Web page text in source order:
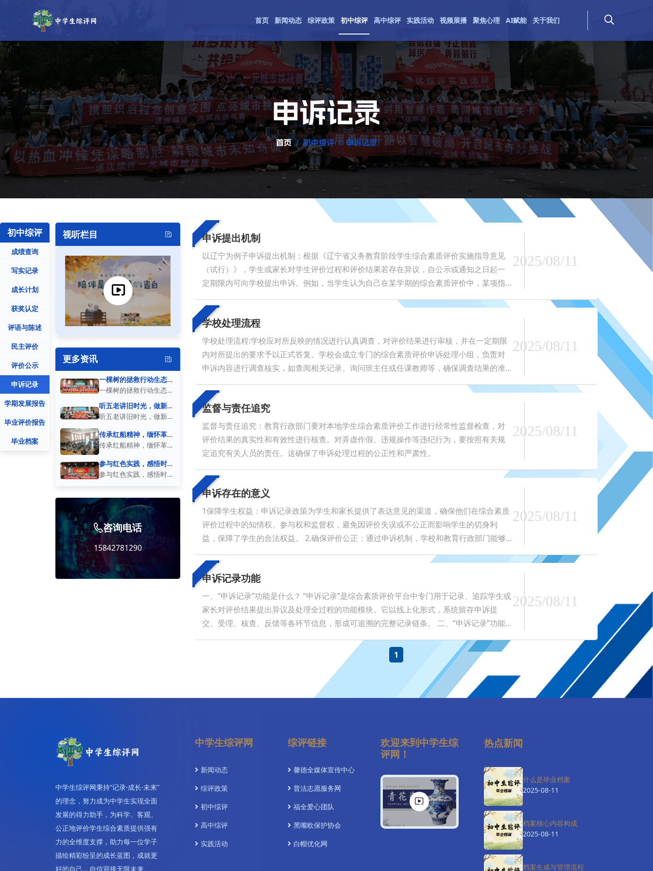
首页 新闻动态 综评政策 初中综评 高中综评 实践活动 视频展播 聚焦心理 AI赋能 关于我们
申诉记录
首页 初中综评 申诉记录
初中综评
成绩查询
写实记录
成长计划
获奖认定
评语与陈述
民主评价
评价公示
申诉记录
学期发展报告
毕业评价报告
毕业档案
视听栏目
更多资讯
一棵树的拯救行动生态环
保实践活动
一棵树的拯救行动生态环
保实践活动【劳动与社会
实践】 本次“一棵树的拯
救行动”生态环保主题实
践活动，以理念宣讲、承
诺践行的形式开展，引导
学生建立生态保护的思想
生共同学习
听五老讲旧时光，做新时
代敬老少年
听五老讲旧时光，做新时
代敬老少年【劳动与社会
实践】 本次敬老公益实
学生参与本次主题活动。
讲述过往岁月的生活经历
与奋斗故事，同学们齐聚
活动大厅认真聆听，深
传承红船精神，缅怀革命
先烈
传承红船精神，缅怀革命
先烈【劳动与社会实践】
同学们围坐一堂，手折红
式追思革命先辈，赓续百
年红色薪火。指尖的纸船
承载着历史的重量，也承
载着少年对先辈的崇敬与
对初心的铭记
参与红色实践，感悟时代
担当
参与红色实践，感悟时代
一场沉浸式红色主题实
践，为少年们打开了触摸
历史、传承精神的窗口。
同学们相聚于此，在浓厚
的红色氛围中重温初心历
程，聆听先辈奋斗故事，
咨询电话
15842781290
申诉提出机制
以辽宁为例子申诉提出机制：根据《辽宁省义务教育阶段学生综合素质评价实施指导意见
（试行）》，学生或家长对学生评价过程和评价结果若存在异议，自公示或通知之日起一
定期限内可向学校提出申诉。例如，当学生认为自己在某学期的综合素质评价中，某项指
2025/08/11
学校处理流程
学校处理流程:学校应对所反映的情况进行认真调查，对评价结果进行审核，并在一定期限
内对所提出的要求予以正式答复。学校会成立专门的综合素质评价申诉处理小组，负责对
申诉内容进行调查核实，如查阅相关记录、询问班主任或任课教师等，确保调查结果的准
2025/08/11
监督与责任追究
监督与责任追究：教育行政部门要对本地学生综合素质评价工作进行经常性监督检查，对
评价结果的真实性和有效性进行核查。对弄虚作假、违规操作等违纪行为，要按照有关规
定追究有关人员的责任。这确保了申诉处理过程的公正性和严肃性。
2025/08/11
申诉存在的意义
1保障学生权益：申诉记录政策为学生和家长提供了表达意见的渠道，确保他们在综合素质
评价过程中的知情权、参与权和监督权，避免因评价失误或不公正而影响学生的切身利
益，保障了学生的合法权益。 2.确保评价公正：通过申诉机制，学校和教育行政部门能够
保证综合素质评价结果的公正性和客观性，使评价能够真实反映学生的综合素质状况。 3.
促
2025/08/11
申诉记录功能
一、“申诉记录”功能是什么？ “申诉记录”是综合素质评价平台中专门用于记录、追踪学生或
家长对评价结果提出异议及处理全过程的功能模块。它以线上化形式，系统留存申诉提
交、受理、核查、反馈等各环节信息，形成可追溯的完整记录链条。 二、“申诉记录”功能
诉的历史信息（如申诉时间、涉及评价项、处理状态、最终结果等），便于了解
2025/08/11
1
中学生综评网秉持“记录·成长·未来”
的理念，努力成为中学生实现全面
发展的得力助手，为科学、客观、
公正地评价学生综合素质提供强有
力的全维度支撑，助力每一位学子
描绘精彩纷呈的成长蓝图，成就更
好的自己，自信迎接无限未来。
中学生综评网
新闻动态
综评政策
初中综评
高中综评
实践活动
综评链接
馨德全媒体宣传中心
普法志愿服务网
福全爱心团队
黑嘴欧保护协会
白帽优化网
欢迎来到中学生综
评网！
热点新闻
什么是毕业档案
2025-08-11
档案核心内容构成
2025-08-11
档案生成与管理流程